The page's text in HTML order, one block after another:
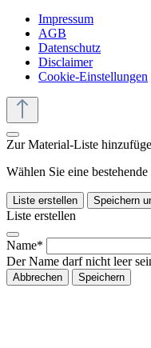
Impressum
AGB
Datenschutz
Disclaimer
Cookie-Einstellungen
Zur Material-Liste
Wählen Sie eine
Liste erstellen Speichern
Liste erstellen
Name*
Der Name darf nicht leer
Abbrechen Speichern